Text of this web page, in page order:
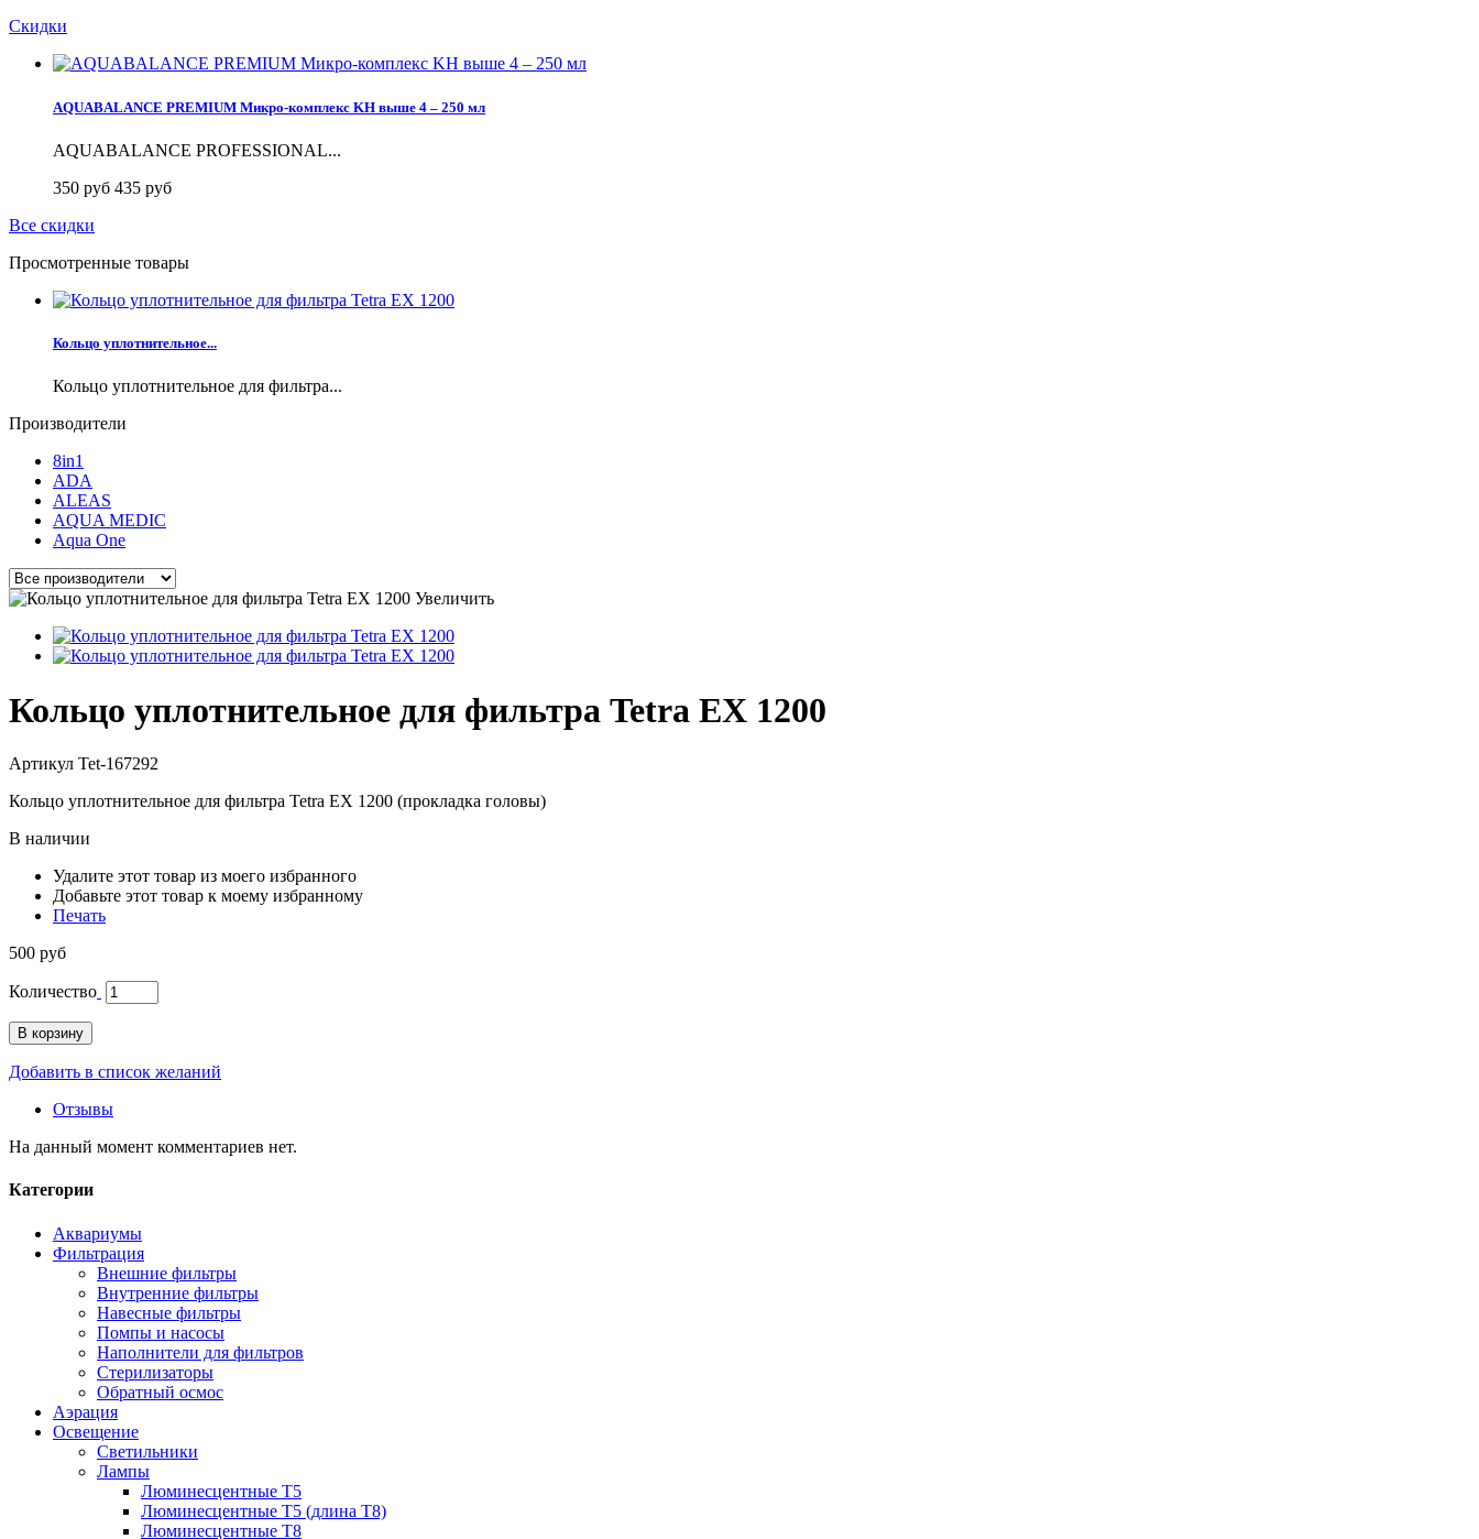
Скидки
AQUABALANCE PREMIUM Микро-комплекс KH выше 4 – 250 мл
AQUABALANCE PROFESSIONAL...
350 руб 435 руб
Все скидки
Просмотренные товары
Кольцо уплотнительное...
Кольцо уплотнительное для фильтра...
Производители
8in1
ADA
ALEAS
AQUA MEDIC
Aqua One
Увеличить
Кольцо уплотнительное для фильтра Tetra EX 1200
Артикул Tet-167292
Кольцо уплотнительное для фильтра Tetra EX 1200 (прокладка головы)
В наличии
Удалите этот товар из моего избранного
Добавьте этот товар к моему избранному
Печать
500 руб
Количество
В корзину
Добавить в список желаний
Отзывы
На данный момент комментариев нет.
Категории
Аквариумы
Фильтрация
Внешние фильтры
Внутренние фильтры
Навесные фильтры
Помпы и насосы
Наполнители для фильтров
Стерилизаторы
Обратный осмос
Аэрация
Освещение
Светильники
Лампы
Люминесцентные T5
Люминесцентные T5 (длина T8)
Люминесцентные T8